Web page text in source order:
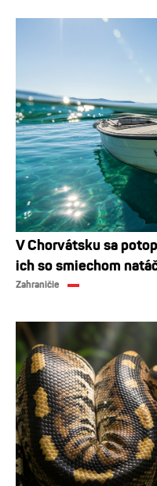
V Chorvátsku sa
ich so smiechom
Zahraničie